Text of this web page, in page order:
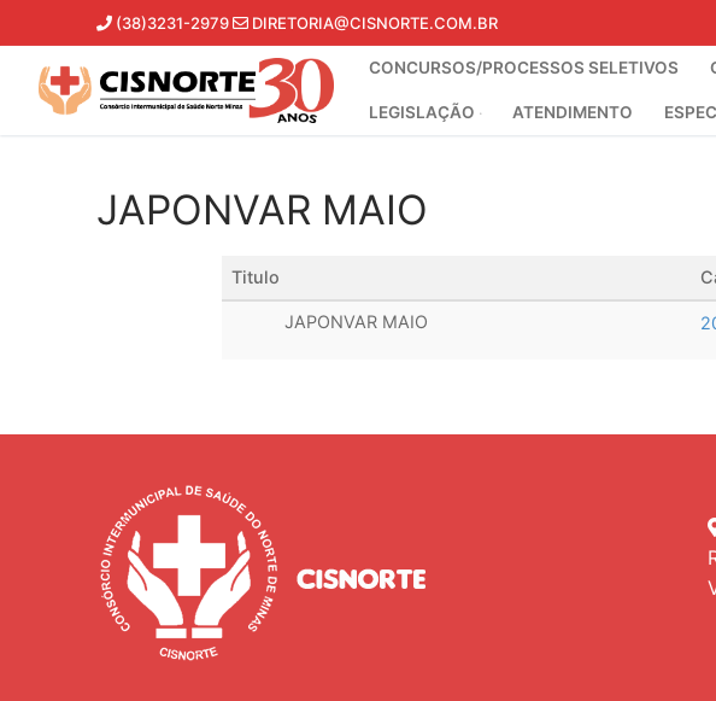
para
conteúdo
(38)3231-2979 DIRETORIA@CISNORTE.COM.BR
CONCURSOS/PROCESSOS SELETIVOS
LEGISLAÇÃO ATENDIMENTO
JAPONVAR MAIO
Titulo
JAPONVAR MAIO